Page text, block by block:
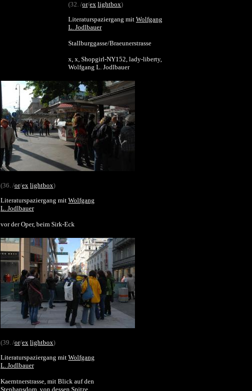
(32. /or/ex lightbox)
Literaturspaziergang mit Wolfgang
L. Jodlbauer
Stallburggasse/Braeunerstrasse
x, x, Shopgirl-NY152, lady-liberty,
Wolfgang L. Jodlbauer
(36. /or/ex lightbox)
Literaturspaziergang mit Wolfgang
L. Jodlbauer
vor der Oper, beim Sirk-Eck
(39. /or/ex lightbox)
Literaturspaziergang mit Wolfgang
L. Jodlbauer
Kaerntnerstrasse, mit Blick auf den
Stephansdom, von dessen Spitze, ...